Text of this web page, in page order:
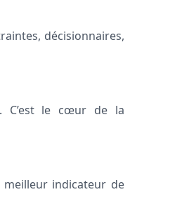
décisionnaires,
C’est le cœur de la
meilleur indicateur de